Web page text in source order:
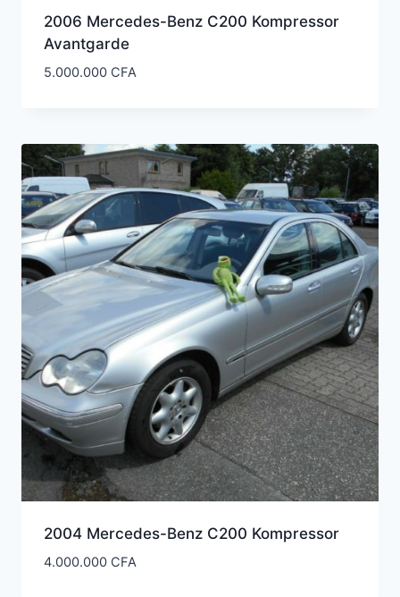
2006 Mercedes-Benz C200 Kompressor
Avantgarde
5.000.000 CFA
2004 Mercedes-Benz C200 Kompressor
4.000.000 CFA